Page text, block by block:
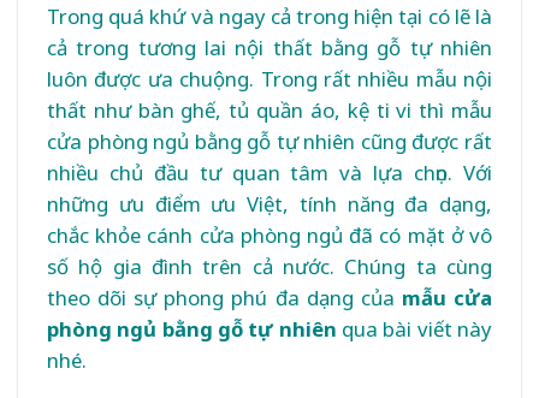
Trong quá khứ và ngay cả trong hiện tại có lẽ là
cả trong tương lai nội thất bằng gỗ tự nhiên
luôn được ưa chuộng. Trong rất nhiều mẫu nội
thất như bàn ghế, tủ quần áo, kệ ti vi thì mẫu
cửa phòng ngủ bằng gỗ tự nhiên cũng được rất
nhiều chủ đầu tư quan tâm và lựa chọn. Với
những ưu điểm ưu Việt, tính năng đa dạng,
chắc khỏe cánh cửa phòng ngủ đã có mặt ở vô
số hộ gia đình trên cả nước. Chúng ta cùng
theo dõi sự phong phú đa dạng của mẫu cửa
phòng ngủ bằng gỗ tự nhiên qua bài viết này
nhé.